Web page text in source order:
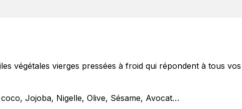
végétales vierges pressées à froid qui répondent à tous
Jojoba, Nigelle, Olive, Sésame, Avocat…